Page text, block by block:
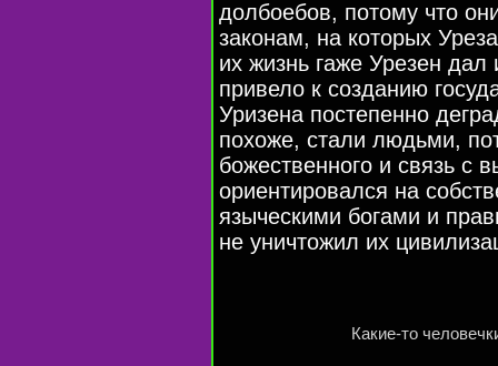
долбоебов, потому что
законам, на которых
их жизнь гаже Урезен дал
привело к созданию
Уризена постепенно
похоже, стали людьми,
божественного и связь с
ориентировался на
языческими богами и
не уничтожил их
Какие-то